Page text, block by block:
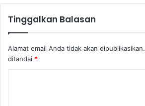
Tinggalkan Balasan
Alamat email Anda tidak akan dipublikasikan.
ditandai *